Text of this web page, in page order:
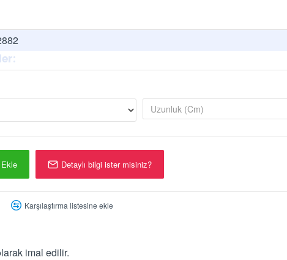
Detaylı bilgi ister misiniz?
Karşılaştırma listesine ekle
imal edilir.